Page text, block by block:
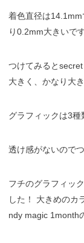
着色直径は
り0.2mm大きいです
つけてみると
大きく、かなり大
グラフィックは3種
透け感がないので
フチのグラフィッ
した！ 大きめのカ
ndy magic 1month